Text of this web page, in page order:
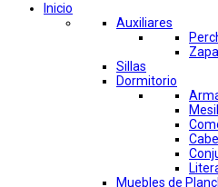
Inicio
Auxiliares
Sillas
Dormitorio
Muebles de